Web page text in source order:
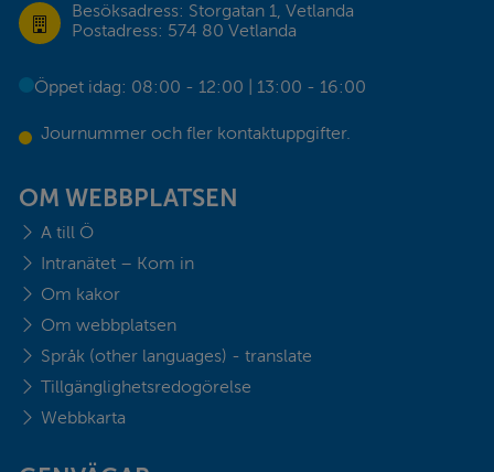
Besöksadress: Storgatan 1, Vetlanda
Postadress: 574 80 Vetlanda
Öppet idag: 08:00 - 12:00 | 13:00 - 16:00
Journummer och fler kontaktuppgifter.
OM WEBBPLATSEN
A till Ö
Intranätet – Kom in
Om kakor
Om webbplatsen
Språk (other languages) - translate
Tillgänglighetsredogörelse
Webbkarta